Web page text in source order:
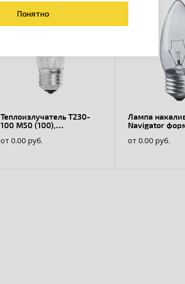
Теплоизлучатель Т230-
100 М50 (100),
от 0.00 руб.
Лампа
Navigator
от 0.00 руб.
Понятно